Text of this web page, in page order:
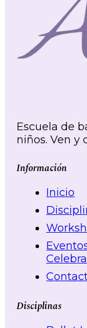
Escuela de
niños. Ven y
Información
Inicio
Disciplinas